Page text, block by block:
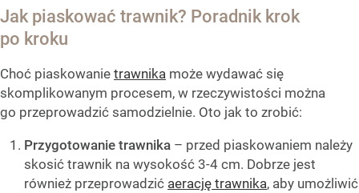
Jak piaskować trawnik? Poradnik krok
po kroku
Choć piaskowanie trawnika może wydawać się
skomplikowanym procesem, w rzeczywistości można
go przeprowadzić samodzielnie. Oto jak to zrobić:
Przygotowanie trawnika – przed piaskowaniem należy
skosić trawnik na wysokość 3-4 cm. Dobrze jest
również przeprowadzić aerację trawnika, aby umożliwić